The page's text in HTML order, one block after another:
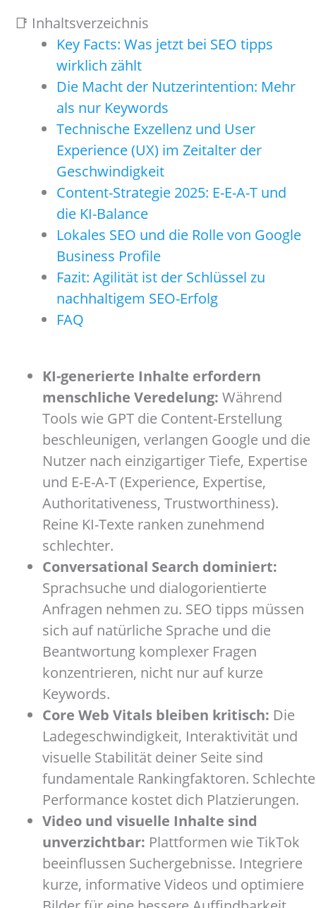
📑 Inhaltsverzeichnis
Key Facts: Was jetzt bei SEO tipps
wirklich zählt
Die Macht der Nutzerintention: Mehr
als nur Keywords
Technische Exzellenz und User
Experience (UX) im Zeitalter der
Geschwindigkeit
Content-Strategie 2025: E-E-A-T und
die KI-Balance
Lokales SEO und die Rolle von Google
Business Profile
Fazit: Agilität ist der Schlüssel zu
nachhaltigem SEO-Erfolg
FAQ
KI-generierte Inhalte erfordern
menschliche Veredelung: Während
Tools wie GPT die Content-Erstellung
beschleunigen, verlangen Google und die
Nutzer nach einzigartiger Tiefe, Expertise
und E-E-A-T (Experience, Expertise,
Authoritativeness, Trustworthiness).
Reine KI-Texte ranken zunehmend
schlechter.
Conversational Search dominiert:
Sprachsuche und dialogorientierte
Anfragen nehmen zu. SEO tipps müssen
sich auf natürliche Sprache und die
Beantwortung komplexer Fragen
konzentrieren, nicht nur auf kurze
Keywords.
Core Web Vitals bleiben kritisch: Die
Ladegeschwindigkeit, Interaktivität und
visuelle Stabilität deiner Seite sind
fundamentale Rankingfaktoren. Schlechte
Performance kostet dich Platzierungen.
Video und visuelle Inhalte sind
unverzichtbar: Plattformen wie TikTok
beeinflussen Suchergebnisse. Integriere
kurze, informative Videos und optimiere